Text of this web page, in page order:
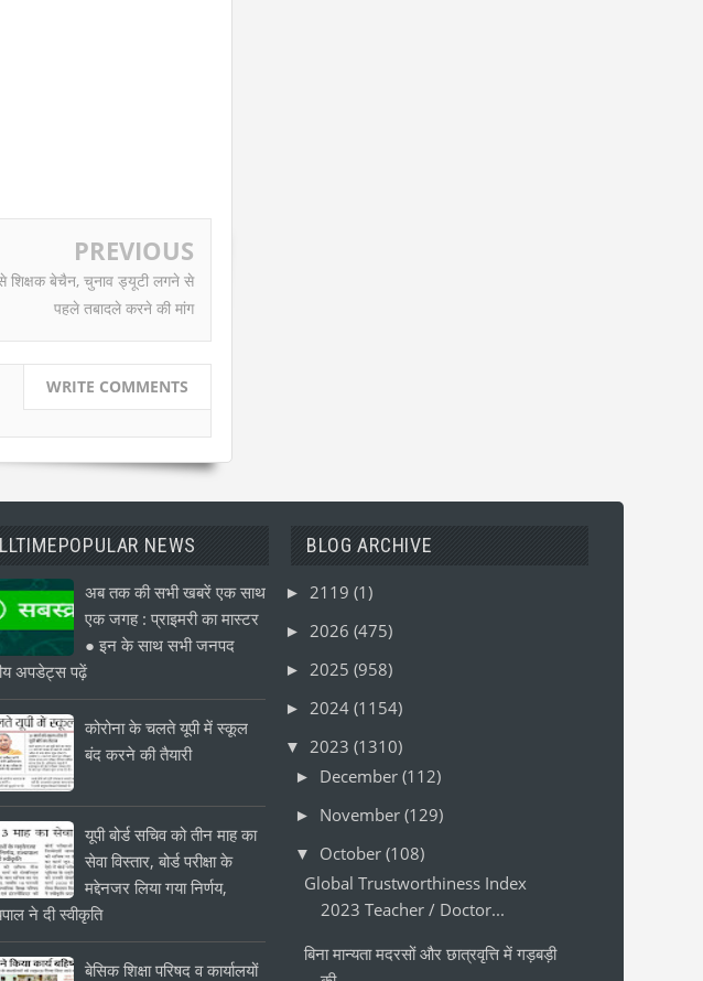
PREVIOUS
से शिक्षक बेचैन, चुनाव ड्यूटी लगने से
पहले तबादले करने की मांग
WRITE COMMENTS
NEWS
अब तक की सभी खबरें एक साथ
एक जगह : प्राइमरी का मास्टर
● इन के साथ सभी जनपद
अपडेट्स पढ़ें
कोरोना के चलते यूपी में स्कूल
बंद करने की तैयारी
यूपी बोर्ड सचिव को तीन माह का
सेवा विस्तार, बोर्ड परीक्षा के
मद्देनजर लिया गया निर्णय,
ने दी स्वीकृति
बेसिक शिक्षा परिषद व कार्यालयों
BLOG ARCHIVE
► 2119(1)
► 2026(475)
► 2025(958)
► 2024(1154)
▼ 2023(1310)
► December(112)
► November(129)
▼ October(108)
Global Trustworthiness Index
2023 Teacher / Doctor...
बिना मान्यता मदरसों और छात्रवृत्ति में गड़बड़ी